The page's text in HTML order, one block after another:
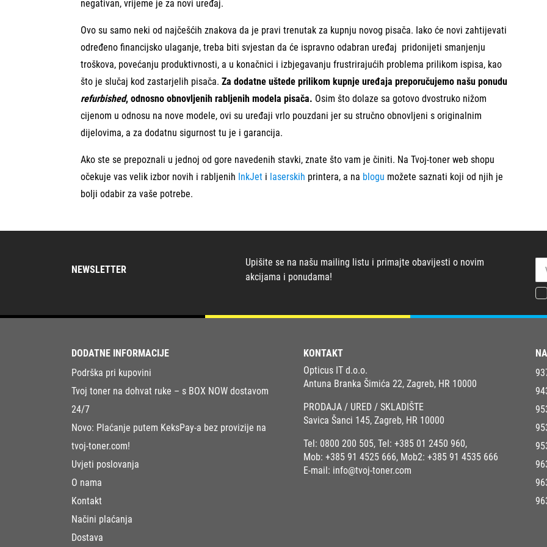
negativan, vrijeme je za novi uređaj.
Ovo su samo neki od najčešćih znakova da je pravi trenutak za kupnju novog pisača. Iako će novi zahtijevati
određeno financijsko ulaganje, treba biti svjestan da će ispravno odabran uređaj pridonijeti smanjenju
troškova, povećanju produktivnosti, a u konačnici i izbjegavanju frustrirajućih problema prilikom ispisa, kao
što je slučaj kod zastarjelih pisača. Za dodatne uštede prilikom kupnje uređaja preporučujemo našu ponudu
refurbished, odnosno obnovljenih rabljenih modela pisača. Osim što dolaze sa gotovo dvostruko nižom
cijenom u odnosu na nove modele, ovi su uređaji vrlo pouzdani jer su stručno obnovljeni s originalnim
dijelovima, a za dodatnu sigurnost tu je i garancija.
Ako ste se prepoznali u jednoj od gore navedenih stavki, znate što vam je činiti. Na Tvoj-toner web shopu
očekuje vas velik izbor novih i rabljenih InkJet i laserskih printera, a na blogu možete saznati koji od njih je
bolji odabir za vaše potrebe.
NEWSLETTER
Upišite se na našu mailing listu i primajte obavijesti o novim
akcijama i ponudama!
DODATNE INFORMACIJE
Podrška pri kupovini
Tvoj toner na dohvat ruke – s BOX NOW dostavom
24/7
Novo: Plaćanje putem KeksPay-a bez provizije na
tvoj-toner.com!
Uvjeti poslovanja
O nama
Kontakt
Načini plaćanja
Dostava
KONTAKT
Opticus IT d.o.o.
Antuna Branka Šimića 22, Zagreb, HR 10000
PRODAJA / URED / SKLADIŠTE
Savica Šanci 145, Zagreb, HR 10000
Tel: 0800 200 505, Tel: +385 01 2450 960,
Mob: +385 91 4525 666, Mob2: +385 91 4535 666
E-mail: info@tvoj-toner.com